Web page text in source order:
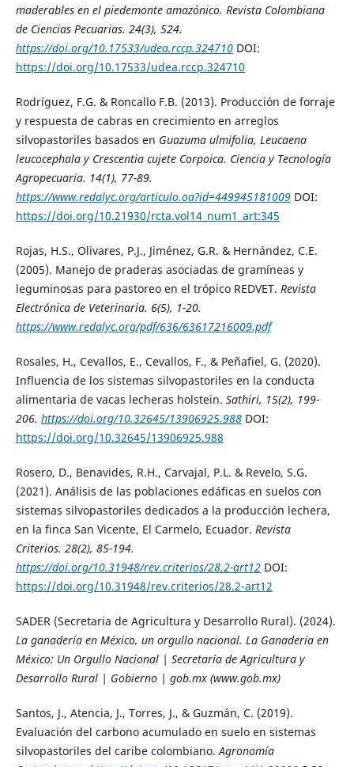
maderables en el piedemonte amazónico. Revista Colombiana
de Ciencias Pecuarias. 24(3), 524.
https://doi.org/10.17533/udea.rccp.324710DOI:
https://doi.org/10.17533/udea.rccp.324710
Rodríguez, F.G. & Roncallo F.B. (2013). Producción de forraje
y respuesta de cabras en crecimiento en arreglos
silvopastoriles basados en Guazuma ulmifolia, Leucaena
leucocephalay Crescentia cujeteCorpoica. Ciencia y Tecnología
Agropecuaria. 14(1), 77-89.
https://www.redalyc.org/articulo.oa?id=449945181009DOI:
https://doi.org/10.21930/rcta.vol14_num1_art:345
Rojas, H.S., Olivares, P.J., Jiménez, G.R. & Hernández, C.E.
(2005). Manejo de praderas asociadas de gramíneas y
leguminosas para pastoreo en el trópico REDVET. Revista
Electrónica de Veterinaria. 6(5), 1-20.
https://www.redalyc.org/pdf/636/63617216009.pdf
Rosales, H., Cevallos, E., Cevallos, F., & Peñafiel, G. (2020).
Influencia de los sistemas silvopastoriles en la conducta
alimentaria de vacas lecheras holstein. Sathiri, 15(2), 199-
206. https://doi.org/10.32645/13906925.988DOI:
https://doi.org/10.32645/13906925.988
Rosero, D., Benavides, R.H., Carvajal, P.L. & Revelo, S.G.
(2021). Análisis de las poblaciones edáficas en suelos con
sistemas silvopastoriles dedicados a la producción lechera,
en la finca San Vicente, El Carmelo, Ecuador. Revista
Criterios. 28(2), 85-194.
https://doi.org/10.31948/rev.criterios/28.2-art12DOI:
https://doi.org/10.31948/rev.criterios/28.2-art12
SADER (Secretaria de Agricultura y Desarrollo Rural). (2024).
La ganadería en México, un orgullo nacional. La Ganadería en
México: Un Orgullo Nacional | Secretaría de Agricultura y
Desarrollo Rural| Gobierno | gob.mx (www.gob.mx)
Santos, J., Atencia, J., Torres, J., & Guzmán, C. (2019).
Evaluación del carbono acumulado en suelo en sistemas
silvopastoriles del caribe colombiano.Agronomía